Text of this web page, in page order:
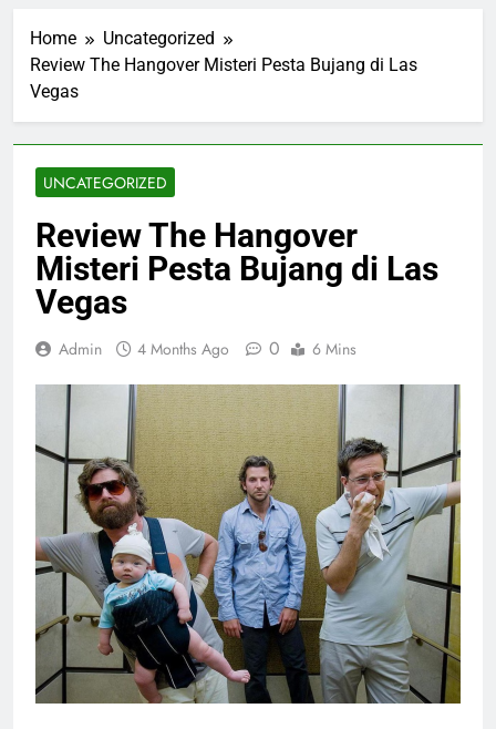
Home
Uncategorized
Review The Hangover Misteri Pesta Bujang di Las
Vegas
UNCATEGORIZED
Review The Hangover
Misteri Pesta Bujang di Las
Vegas
Admin 4 Months Ago 0 6 Mins